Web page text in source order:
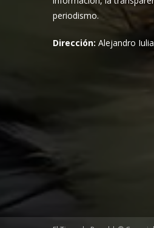
periodismo.
Dirección:Alejandro